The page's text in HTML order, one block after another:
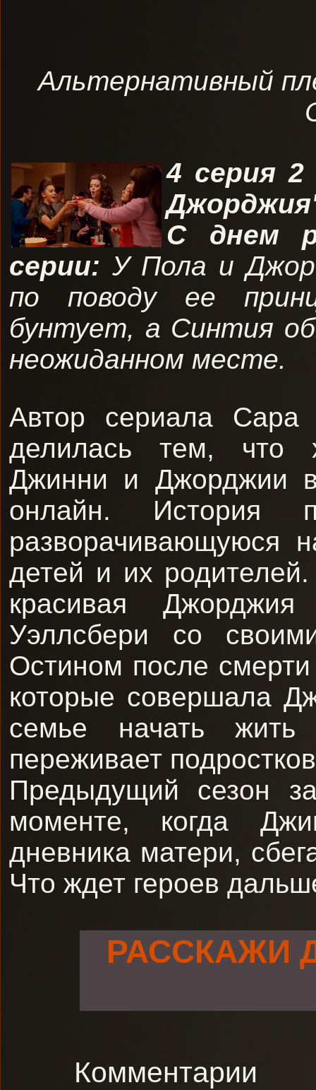
Альтернативный
4 серия 2
С днем
серии: У Пола и
по поводу ее
бунтует, а Синтия
неожиданном месте.
Автор сериала Сара
делилась тем, что
Джинни и Джорджии
онлайн. История
разворачивающуюся
детей и их
красивая
Уэллсбери со
Остином после
которые совершала
семье начать
переживает
Предыдущий сезон
моменте, когда
дневника матери,
Что ждет героев
РАССКАЖИ
Комментарии